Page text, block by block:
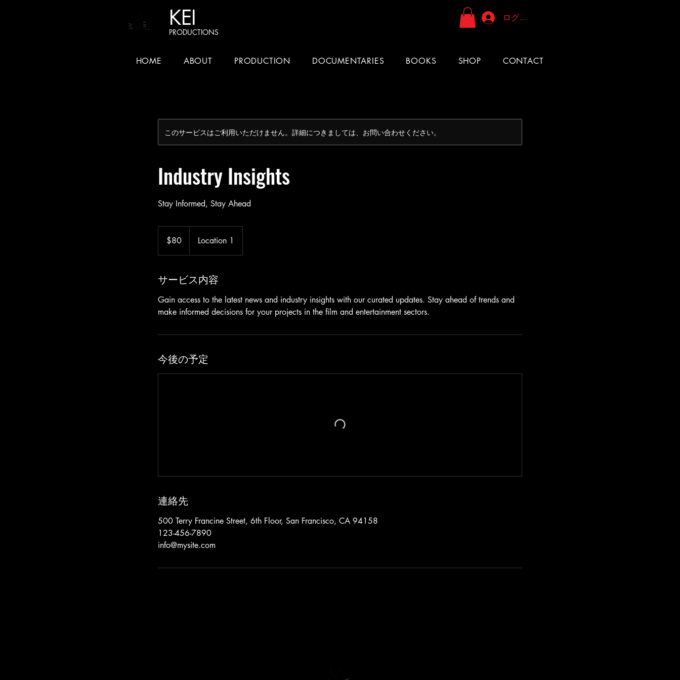
KEI
PRODUCTIONS
ログイン
HOME ABOUT PRODUCTION DOCUMENTARIES BOOKS SHOP CONTACT
このサービスはご利用いただけません。詳細につきましては、お問い合わせください。
Industry Insights
Stay Informed, Stay Ahead
$80 Location 1
サービス内容
Gain access to the latest news and industry insights with our curated updates. Stay ahead of trends and
make informed decisions for your projects in the film and entertainment sectors.
今後の予定
連絡先
500 Terry Francine Street, 6th Floor, San Francisco, CA 94158
123-456-7890
info@mysite.com